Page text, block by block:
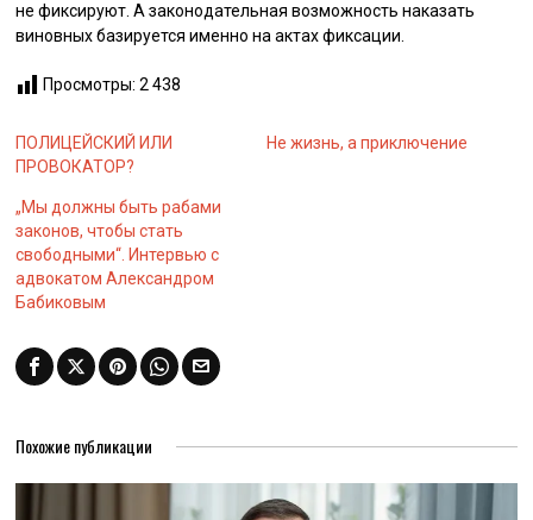
не фиксируют. А законодательная возможность наказать
виновных базируется именно на актах фиксации.
Просмотры: 2 438
ПОЛИЦЕЙСКИЙ ИЛИ
ПРОВОКАТОР?
Не жизнь, а приключение
„Мы должны быть рабами
законов, чтобы стать
свободными“. Интервью с
адвокатом Александром
Бабиковым
Похожие публикации